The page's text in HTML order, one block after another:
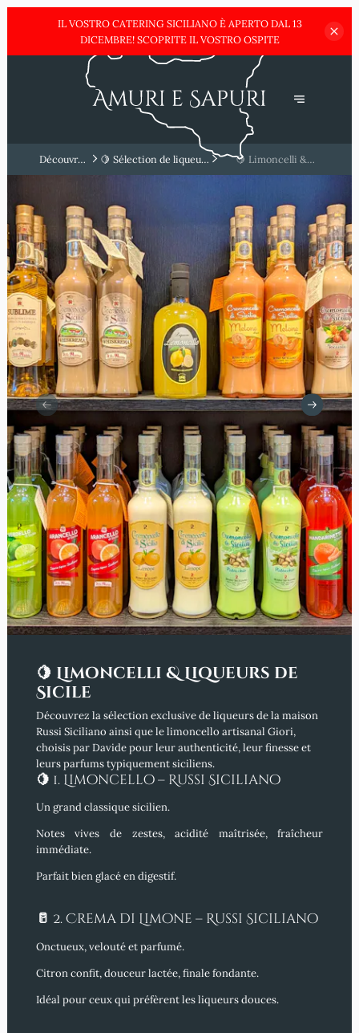
IL VOSTRO CATERING SICILIANO È APERTO DAL 13
DICEMBRE!SCOPRITE IL VOSTRO OSPITE
Découvrez
la Sicile
🍋 Sélection de liqueurs
& limoncello
🍋 Limoncelli &
Liqueurs de Sicile
🍋 Limoncelli & Liqueurs de
Sicile
Découvrez la sélection exclusive de liqueurs de la maison
Russi Siciliano ainsi que le limoncello artisanal Giori,
choisis par Davide pour leur authenticité, leur finesse et
leurs parfums typiquement siciliens.
🍋 1. Limoncello – Russi Siciliano
Un grand classique sicilien.
Notes vives de zestes, acidité maîtrisée, fraîcheur
immédiate.
Parfaitbien glacé en digestif.
🥛 2. Crema di Limone – Russi Siciliano
Onctueux, velouté et parfumé.
Citron confit, douceur lactée, finale fondante.
Idéal pour ceux qui préfèrent les liqueurs douces.